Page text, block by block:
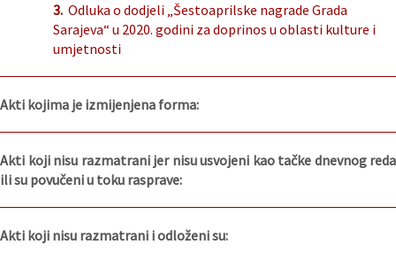
3. Odluka o dodjeli „Šestoaprilske nagrade Grada
Sarajeva“ u 2020. godini za doprinos u oblasti kulture i
umjetnosti
Akti kojima je izmijenjena forma:
Akti koji nisu razmatrani jer nisu usvojeni kao tačke dnevnog reda
ili su povučeni u toku rasprave:
Akti koji nisu razmatrani i odloženi su: